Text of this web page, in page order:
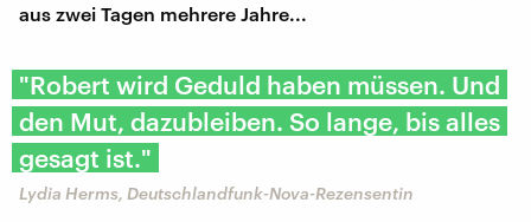
aus zwei Tagen mehrere Jahre...
"Robert wird Geduld haben müssen. Und
den Mut, dazubleiben. So lange, bis alles
gesagt ist."
Lydia Herms, Deutschlandfunk-Nova-Rezensentin